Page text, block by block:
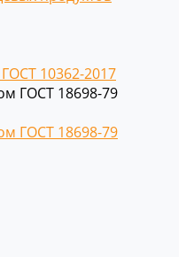
10362-2017
ГОСТ 18698-79
ГОСТ 18698-79